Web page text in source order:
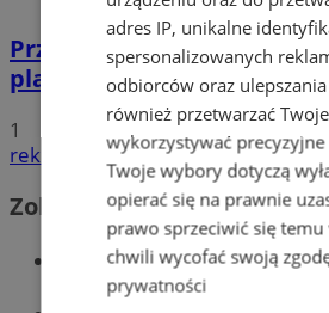
Przyszłość Wodzisławia
planowane inwestycje na
1
reklama
Zobacz również
Wiadomości
adres IP, unikalne
spersonalizowanych
odbiorców oraz ulepszania
również przetwarzać
wykorzystywać
Twoje wybory dotyczą
opierać się na prawnie
prawo sprzeciwić się temu
chwili wycofać swoją
prywatności